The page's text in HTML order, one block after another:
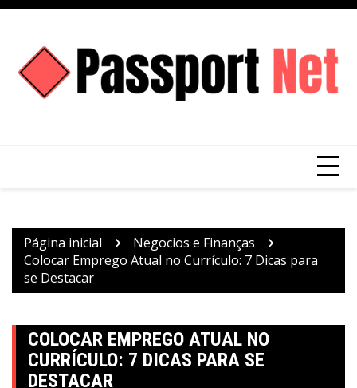
Ir
conteúdo
Página inicial
Negocios e Finanças
Colocar Emprego Atual no Currículo: 7 Dicas para
se Destacar
COLOCAR EMPREGO ATUAL NO
CURRÍCULO: 7 DICAS PARA SE
DESTACAR